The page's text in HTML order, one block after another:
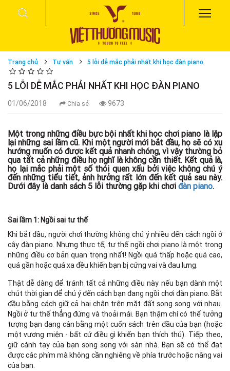
Trang chủ Tư vấn 5 lỗi dễ mắc phải nhất khi học đàn piano
5 LỖI DỄ MẮC PHẢI NHẤT KHI HỌC ĐÀN PIANO
01/06/2018 Chia sẻ 9673
Một trong những điều bực bội nhất khi học chơi piano là lặp
lại những sai lầm cũ. Khi một người mới bắt đầu, họ sẽ có xu
hướng muốn có được kết quả nhanh chóng, vì vậy thường bỏ
qua tất cả những điều họ nghĩ là không cần thiết. Kết quả là,
họ lại mắc phải một số thói quen xấu bởi việc không chú ý
đến những tiểu tiết, ảnh hưởng rất lớn đến kết quả sau này.
Dưới đây là danh sách 5 lỗi thường gặp khi chơi đàn piano.
Sai lầm 1: Ngồi sai tư thế
Khi bắt đầu, người chơi thường không chú ý nhiều đến cách ngồi ở
cây đàn piano. Nhưng thực tế, tư thế ngồi chơi piano là một trong
những điều cơ bản quan trọng nhất! Ngồi quá thấp hoặc quá cao,
quá gần hoặc quá xa đều khiến bạn bị cứng vai và đau lưng.
Thật dễ dàng để tránh tất cả những điều này nếu bạn dành một
chút thời gian để chú ý đến cách bạn đang ngồi chơi đàn piano. Bắt
đầu bằng cách giữ cả hai chân trên mặt đất song song với nhau.
Ngồi ở tư thế thẳng đứng và thoải mái. Bạn thậm chí có thể tưởng
tượng bạn đang cân bằng một cuốn sách trên đầu của bạn (hoặc
một vương miện - bất cứ điều gì khiến bạn thích thú). Tiếp theo,
giữ cánh tay của bạn song song với sàn nhà. Bạn sẽ có thể đạt
được các phím mà không cần nghiêng về phía trước hoặc nâng vai
của bạn.